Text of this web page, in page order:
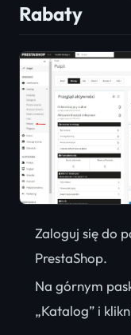
Rabaty
Zaloguj się do
PrestaShop.
Na górnym
„Katalog” i